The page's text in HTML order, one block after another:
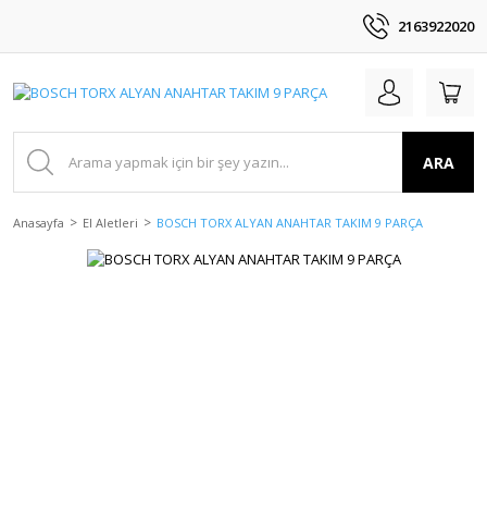
2163922020
ARA
Anasayfa El Aletleri BOSCH TORX ALYAN ANAHTAR TAKIM 9 PARÇA